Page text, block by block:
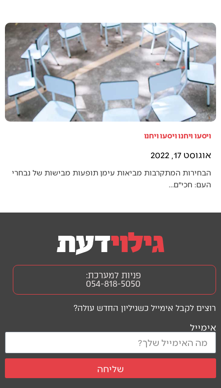
ויסעו ויחנו ויסעו ויחנו
אוגוסט 17, 2022
הבחירות המתקרבות מביאות עימן תופעות מבישות של נבחרי
העם: חכי״ם…
רוצים לקבל אימייל כשגיליון החדש עולה?
אימייל
שליחה
פניות למערכת:
054-818-5050